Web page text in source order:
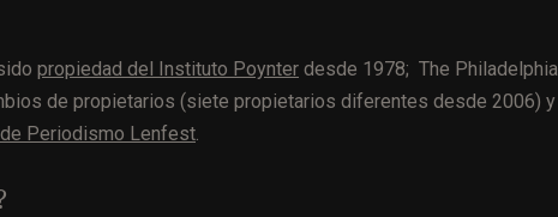
propiedad del Instituto Poynter desde 1978; The Philadelphia
de propietarios (siete propietarios diferentes desde 2006) y
Periodismo Lenfest